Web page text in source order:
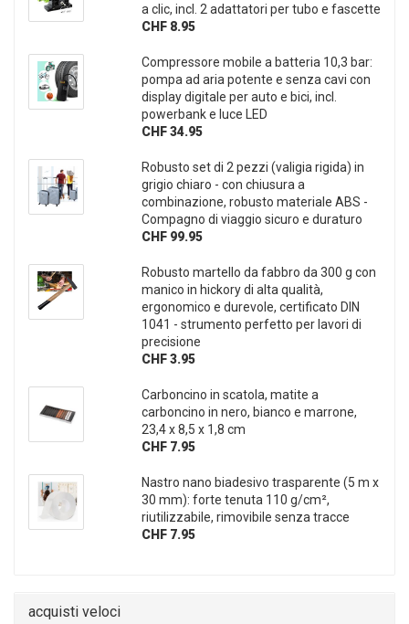
a clic, incl. 2 adattatori per tubo e fascette
CHF 8.95
Compressore mobile a batteria 10,3 bar:
pompa ad aria potente e senza cavi con
display digitale per auto e bici, incl.
powerbank e luce LED
CHF 34.95
Robusto set di 2 pezzi (valigia rigida) in
grigio chiaro - con chiusura a
combinazione, robusto materiale ABS -
Compagno di viaggio sicuro e duraturo
CHF 99.95
Robusto martello da fabbro da 300 g con
manico in hickory di alta qualità,
ergonomico e durevole, certificato DIN
1041 - strumento perfetto per lavori di
precisione
CHF 3.95
Carboncino in scatola, matite a
carboncino in nero, bianco e marrone,
23,4 x 8,5 x 1,8 cm
CHF 7.95
Nastro nano biadesivo trasparente (5 m x
30 mm): forte tenuta 110 g/cm²,
riutilizzabile, rimovibile senza tracce
CHF 7.95
acquisti veloci